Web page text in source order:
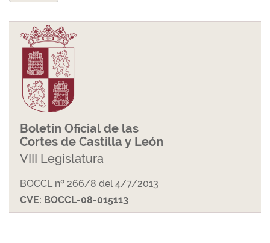
Boletín Oficial de las
Cortes de Castilla y León
VIII Legislatura
BOCCL nº 266/8 del 4/7/2013
CVE: BOCCL-08-015113